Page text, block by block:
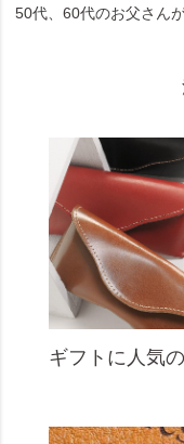
50代、60代のお父さん
ギフトに人気